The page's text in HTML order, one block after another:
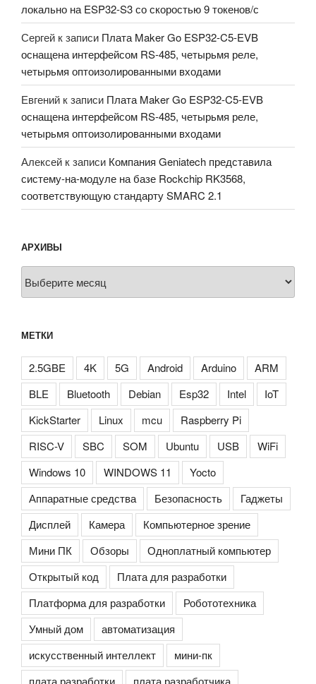
локально на ESP32-S3 со скоростью 9 токенов/с
Сергей к записи Плата Maker Go ESP32-C5-EVB
оснащена интерфейсом RS-485, четырьмя реле,
четырьмя оптоизолированными входами
Евгений к записи Плата Maker Go ESP32-C5-EVB
оснащена интерфейсом RS-485, четырьмя реле,
четырьмя оптоизолированными входами
Алексей к записи Компания Geniatech представила
систему-на-модуле на базе Rockchip RK3568,
соответствующую стандарту SMARC 2.1
АРХИВЫ
МЕТКИ
2.5GBE 4K 5G Android Arduino
ARM
BLE
Bluetooth Debian Esp32 Intel
IoT
KickStarter
Linux mcu
Raspberry Pi
RISC-V
SBC SOM Ubuntu USB
WiFi
Windows 10
WINDOWS 11
Yocto
Аппаратные средства
Безопасность
Гаджеты
Дисплей
Камера
Компьютерное зрение
Мини ПК
Обзоры
Одноплатный компьютер
Открытый код
Плата для разработки
Платформа для разработки
Робототехника
Умный дом
автоматизация
искусственный интеллект
мини-пк
плата разработки
плата разработчика